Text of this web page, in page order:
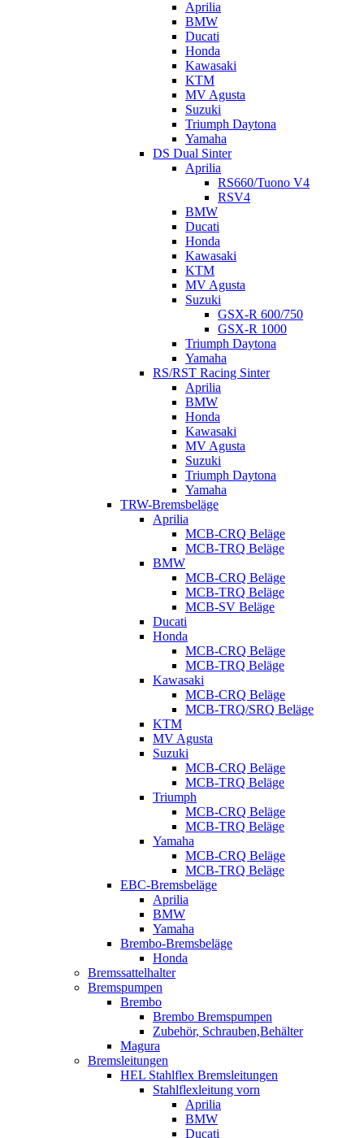
Aprilia
BMW
Ducati
Honda
Kawasaki
KTM
MV Agusta
Suzuki
Triumph Daytona
Yamaha
DS Dual Sinter
Aprilia
RS660/Tuono V4
RSV4
BMW
Ducati
Honda
Kawasaki
KTM
MV Agusta
Suzuki
GSX-R 600/750
GSX-R 1000
Triumph Daytona
Yamaha
RS/RST Racing Sinter
Aprilia
BMW
Honda
Kawasaki
MV Agusta
Suzuki
Triumph Daytona
Yamaha
TRW-Bremsbeläge
Aprilia
MCB-CRQ Beläge
MCB-TRQ Beläge
BMW
MCB-CRQ Beläge
MCB-TRQ Beläge
MCB-SV Beläge
Ducati
Honda
MCB-CRQ Beläge
MCB-TRQ Beläge
Kawasaki
MCB-CRQ Beläge
MCB-TRQ/SRQ Beläge
KTM
MV Agusta
Suzuki
MCB-CRQ Beläge
MCB-TRQ Beläge
Triumph
MCB-CRQ Beläge
MCB-TRQ Beläge
Yamaha
MCB-CRQ Beläge
MCB-TRQ Beläge
EBC-Bremsbeläge
Aprilia
BMW
Yamaha
Brembo-Bremsbeläge
Honda
Bremssattelhalter
Bremspumpen
Brembo
Brembo Bremspumpen
Zubehör, Schrauben,Behälter
Magura
Bremsleitungen
HEL Stahlflex Bremsleitungen
Stahlflexleitung vorn
Aprilia
BMW
Ducati